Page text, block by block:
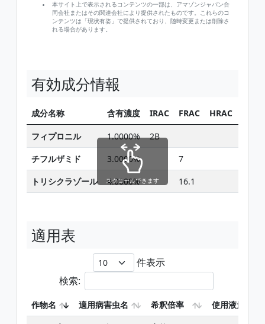
本サイト上で表示されるコンテンツの一部は、アマゾンジャパン合
同会社またはその関連会社により提供されたものです。これらのコ
ンテンツは「現状有姿」で提供されており、随時変更または削除さ
れる場合があります。
有効成分情報
成分名称 含有濃度 IRAC FRAC HRAC
フィプロニル 1.0000%
2B
チフルザミド
3.0000%
7
トリシクラゾール
4.0000% 16.1
スクロールできます
適用表
件表示
検索:
作物名 適用病害虫名 希釈倍率
使用液量